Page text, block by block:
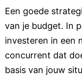
Een goede
van je budget. In
investeren in een
concurrent dat
basis van jouw